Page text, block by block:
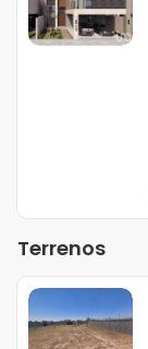
Terrenos